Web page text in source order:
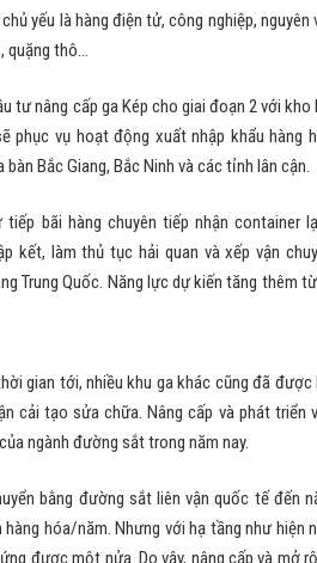
yếu là hàng điện tử, công nghiệp, nguyên
quặng thô...
tư nâng cấp ga Kép cho giai đoạn 2 với kho
phục vụ hoạt động xuất nhập khẩu hàng
Bắc Giang, Bắc Ninh và các tỉnh lân cận.
bãi hàng chuyên tiếp nhận container
kết, làm thủ tục hải quan và xếp vận
Trung Quốc. Năng lực dự kiến tăng thêm
gian tới, nhiều khu ga khác cũng đã được
cải tạo sửa chữa. Nâng cấp và phát triển
ngành đường sắt trong năm nay.
bằng đường sắt liên vận quốc tế đến
hóa/năm. Nhưng với hạ tầng như hiện